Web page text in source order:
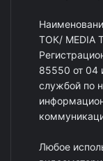
ТОК/ MEDIA
85550 от 04
службой по
Любое